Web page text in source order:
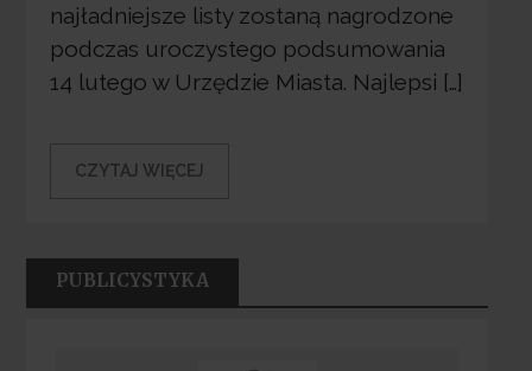
najładniejsze listy zostaną nagrodzone
podczas uroczystego podsumowania
14 lutego w Urzędzie Miasta. Najlepsi […]
CZYTAJ WIĘCEJ
PUBLICYSTYKA